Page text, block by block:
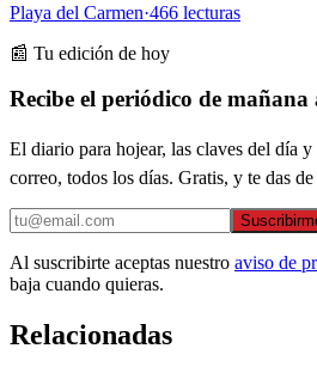
Playa del Carmen·466 lecturas
📰 Tu edición de hoy
Recibe el periódico de mañana
El diario para hojear, las claves del día
correo, todos los días. Gratis, y te das
Al suscribirte aceptas nuestro aviso de
baja cuando quieras.
Relacionadas